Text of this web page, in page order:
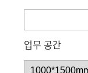
업무 공간